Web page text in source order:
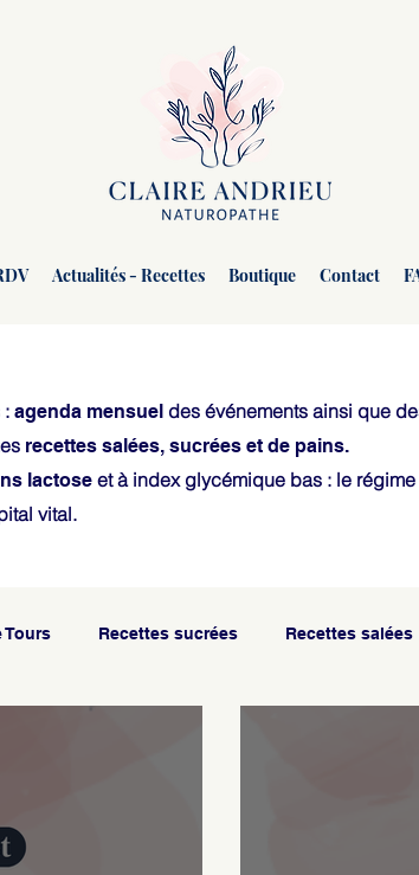
Actualités - Recettes Boutique Contact
: agenda mensuel des événements ainsi que
recettes salées, sucrées et de pains.
lactose et à index glycémique bas : le
vital.
Tours Recettes sucrées Recettes salées